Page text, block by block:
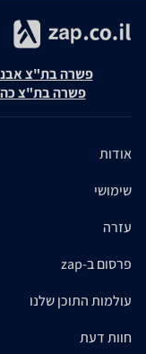
פשרה בת"צ אבנצ'יק
פשרה בת"צ כהנים
אודות
שימושי
עזרה
פרסום ב-zap
עולמות התוכן שלנו
חוות דעת